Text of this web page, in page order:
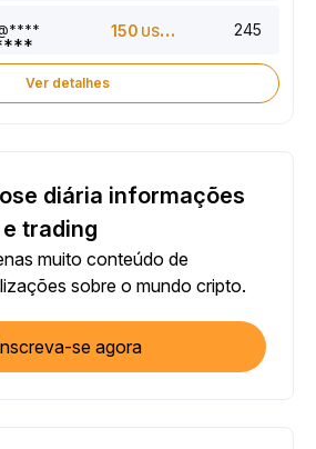
150 USDT 245
Ver detalhes
diária informações
trading
muito conteúdo de
sobre o mundo cripto.
se agora